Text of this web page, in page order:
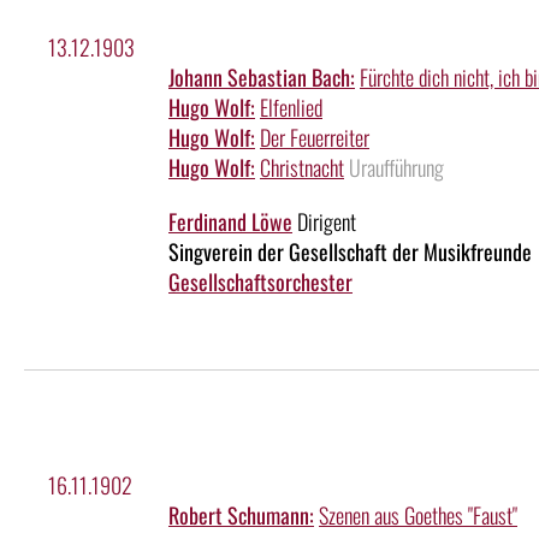
13.12.1903
Johann Sebastian Bach: Fürchte dich nicht, ich
Hugo Wolf: Elfenlied
Hugo Wolf: Der Feuerreiter
Hugo Wolf: ChristnachtUraufführung
Ferdinand Löwe Dirigent
Singverein der Gesellschaft der Musikfreunde
Gesellschaftsorchester
16.11.1902
Robert Schumann:Szenen aus Goethes "Faust"